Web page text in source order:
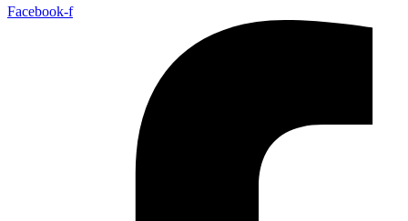
Facebook-f